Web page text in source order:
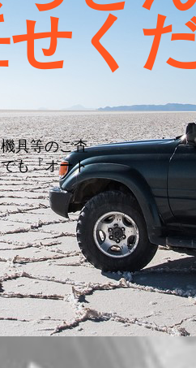
く
具等のご査
も『オート